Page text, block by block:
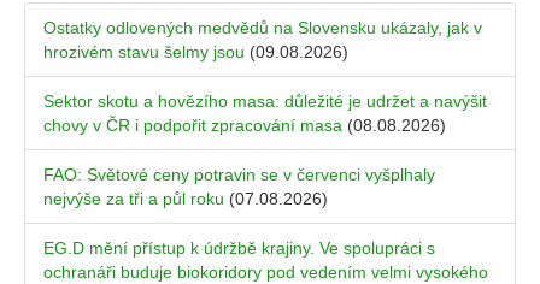
Ostatky odlovených medvědů na Slovensku ukázaly, jak v
hrozivém stavu šelmy jsou (09.08.2026)
Sektor skotu a hovězího masa: důležité je udržet a navýšit
chovy v ČR i podpořit zpracování masa (08.08.2026)
FAO: Světové ceny potravin se v červenci vyšplhaly
nejvýše za tři a půl roku (07.08.2026)
EG.D mění přístup k údržbě krajiny. Ve spolupráci s
ochranáři buduje biokoridory pod vedením velmi vysokého